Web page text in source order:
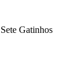
Gatinhos